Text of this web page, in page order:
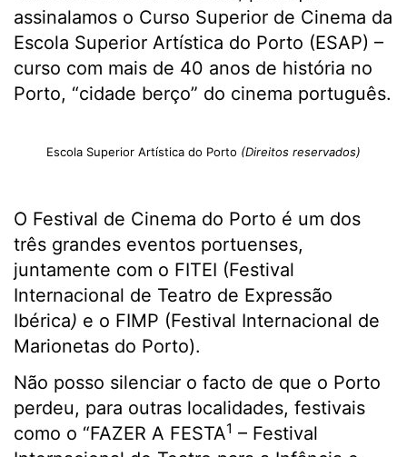
assinalamos o Curso Superior de Cinema da
Escola Superior Artística do Porto (ESAP) –
curso com mais de 40 anos de história no
Porto, “cidade berço” do cinema português.
Escola Superior Artística do Porto (Direitos reservados)
O Festival de Cinema do Porto é um dos
três grandes eventos portuenses,
juntamente com o FITEI (Festival
Internacional de Teatro de Expressão
Ibérica) e o FIMP (Festival Internacional de
Marionetas do Porto).
Não posso silenciar o facto de que o Porto
perdeu, para outras localidades, festivais
como o “FAZER A FESTA1 – Festival